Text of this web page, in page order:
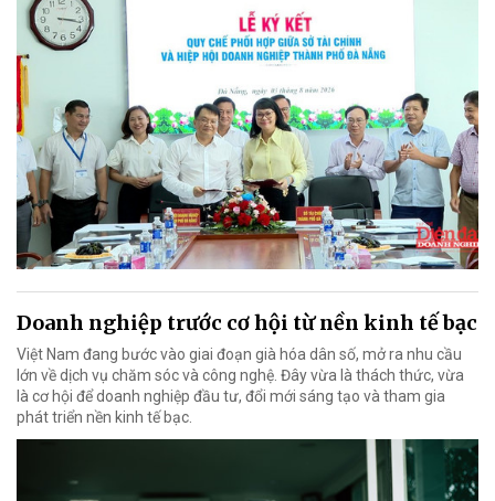
Doanh nghiệp trước cơ hội từ nền kinh tế bạc
Việt Nam đang bước vào giai đoạn già hóa dân số, mở ra nhu cầu
lớn về dịch vụ chăm sóc và công nghệ. Đây vừa là thách thức, vừa
là cơ hội để doanh nghiệp đầu tư, đổi mới sáng tạo và tham gia
phát triển nền kinh tế bạc.